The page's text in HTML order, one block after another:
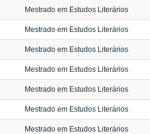
Mestrado em Estudos Literários
Mestrado em Estudos Literários
Mestrado em Estudos Literários
Mestrado em Estudos Literários
Mestrado em Estudos Literários
Mestrado em Estudos Literários
Mestrado em Estudos Literários